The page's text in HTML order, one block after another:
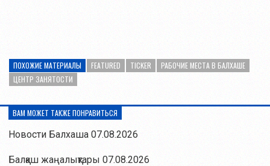
ПОХОЖИЕ МАТЕРИАЛЫ FEATURED TICKER
РАБОЧИЕ МЕСТА В БАЛХАШЕ
ЦЕНТР ЗАНЯТОСТИ
ВАМ МОЖЕТ ТАКЖЕ ПОНРАВИТЬСЯ
Новости Балхаша 07.08.2026
Балқаш жаңалықтары 07.08.2026